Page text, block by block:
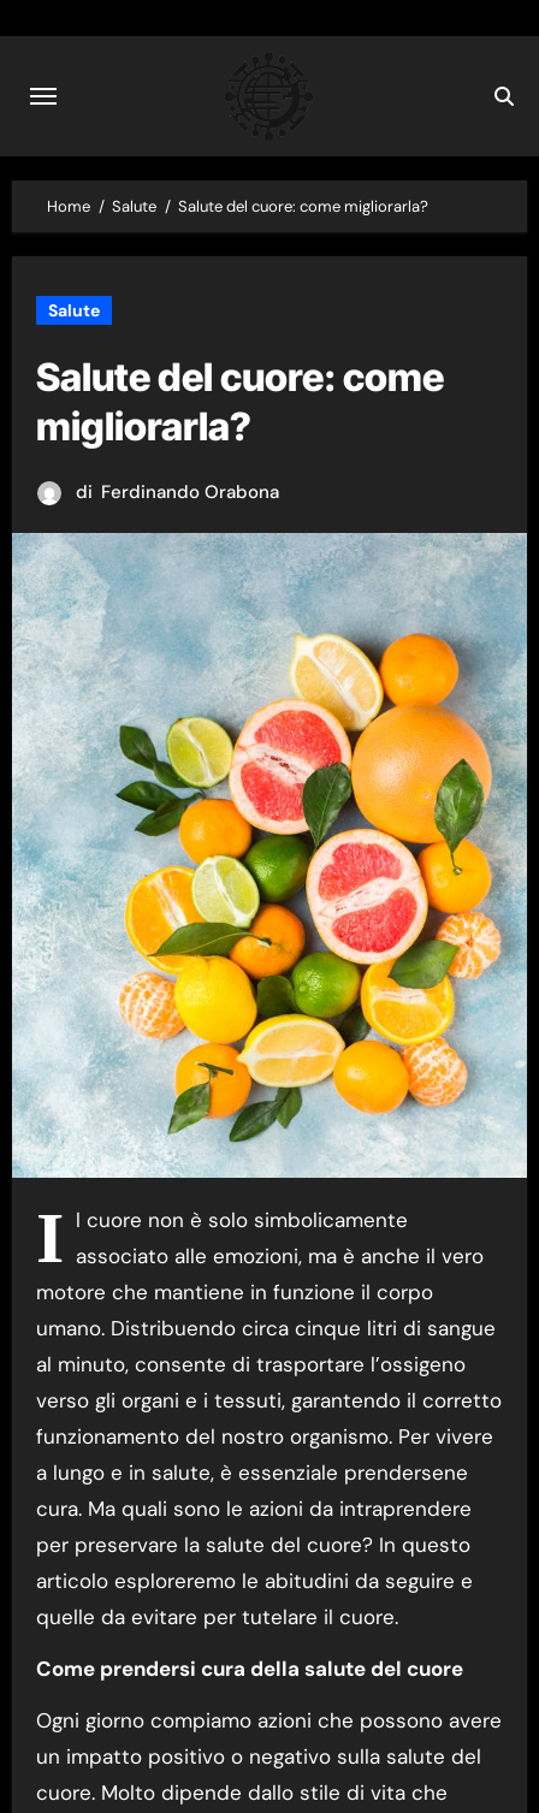
content
Home Salute Salute del cuore: come migliorarla?
Salute
Salute del cuore: come
migliorarla?
di Ferdinando Orabona
I l cuore non è solo simbolicamente
associato alle emozioni, ma è anche il vero
motore che mantiene in funzione il corpo
umano. Distribuendo circa cinque litri di sangue
al minuto, consente di trasportare l’ossigeno
verso gli organi e i tessuti, garantendo il corretto
funzionamento del nostro organismo. Per vivere
a lungo e in salute, è essenziale prendersene
cura. Ma quali sono le azioni da intraprendere
per preservare la salute del cuore? In questo
articolo esploreremo le abitudini da seguire e
quelle da evitare per tutelare il cuore.
Come prendersi cura della salute del cuore
Ogni giorno compiamo azioni che possono avere
un impatto positivo o negativo sulla salute del
cuore. Molto dipende dallo stile di vita che